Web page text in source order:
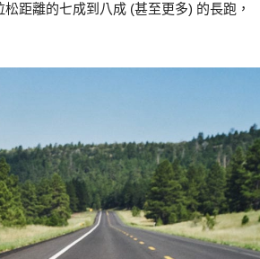
距離的七成到八成 (甚至更多) 的長跑，